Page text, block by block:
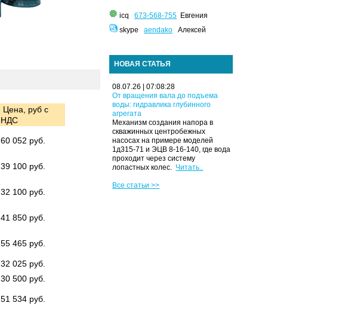
Цена, руб с
НДС
60 052 руб.
39 100 руб.
32 100 руб.
41 850 руб.
55 465 руб.
32 025 руб.
30 500 руб.
51 534 руб.
icq673-568-755 Евгения
skypeaendako Алексей
НОВАЯ СТАТЬЯ
08.07.26 | 07:08:28
От вращения вала до подъема
воды: гидравлика глубинного
агрегата
Механизм создания напора в
скважинных центробежных
насосах на примере моделей
1д315-71 и ЭЦВ 8-16-140, где вода
проходит через систему
лопастных колес. Читать..
Все статьи >>